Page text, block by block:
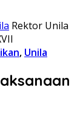
Rektor Unila
, Unila